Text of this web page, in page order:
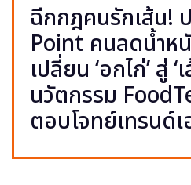
ฉีกกฎคนรักเส้น!
Point คนลดน้ำหนั
เปลี่ยน ‘อกไก่’ สู่ ‘
นวัตกรรม
ตอบโจทย์เทรนด์